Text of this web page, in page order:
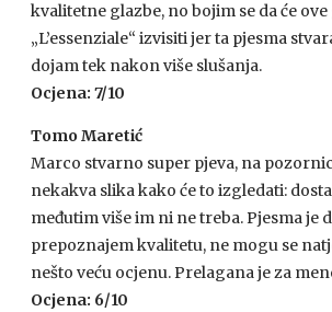
kvalitetne glazbe, no bojim se da će
„L’essenziale“ izvisiti jer ta pjesma
dojam tek nakon više slušanja.
Ocjena: 7/10
Tomo Maretić
Marco stvarno super pjeva, na
nekakva slika kako će to izgledati:
međutim više im ni ne treba. Pjesma je
prepoznajem kvalitetu, ne mogu se
nešto veću ocjenu. Prelagana je za
Ocjena: 6/10